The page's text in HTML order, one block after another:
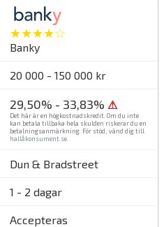
★★★★☆
Banky
20 000 - 150 000 kr
29,50% - 33,83% ⚠
Det här är en högkostnadskredit. Om du inte
kan betala tillbaka hela skulden riskerar du en
betalningsanmärkning. För stöd, vänd dig till
hallåkonsument.se
Dun & Bradstreet
1 - 2 dagar
Accepteras